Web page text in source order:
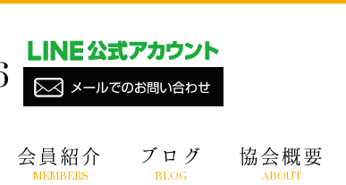
会員紹介
MEMBERS
ブログ
BLOG
協会概要
ABOUT